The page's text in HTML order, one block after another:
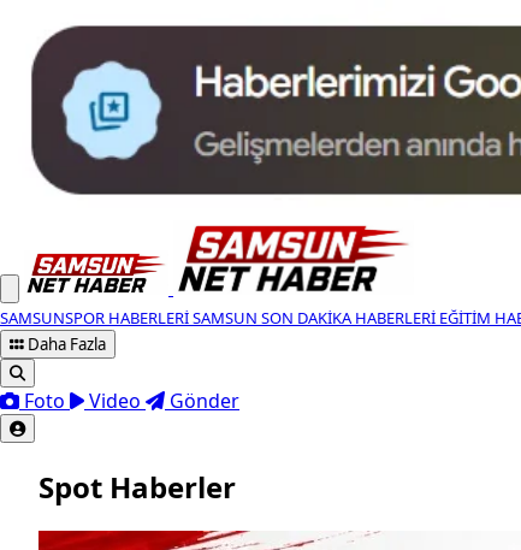
SAMSUNSPOR HABERLERISAMSUN SON DAKIKA HABERLERI EĞITIM
Daha Fazla
Foto Video Gönder
Spot Haberler